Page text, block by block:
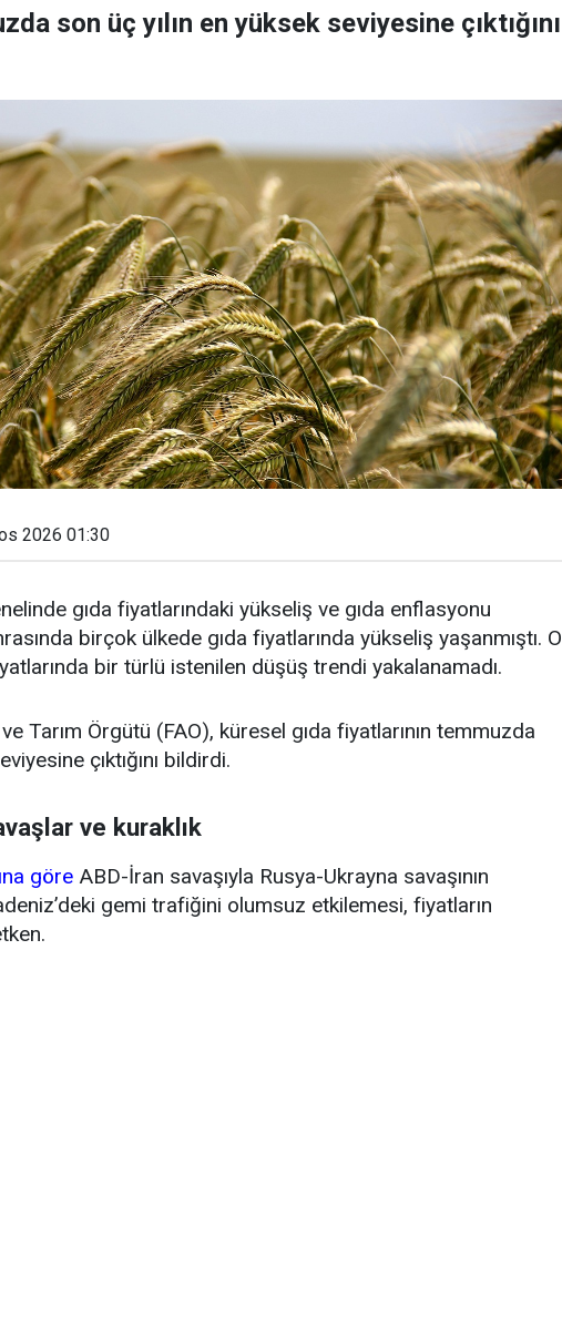
son üç yılın en yüksek seviyesine çıktığını
2026 01:30
gıda fiyatlarındaki yükseliş ve gıda enflasyonu
birçok ülkede gıda fiyatlarında yükseliş yaşanmıştı. O
bir türlü istenilen düşüş trendi yakalanamadı.
Tarım Örgütü (FAO), küresel gıda fiyatlarının temmuzda
çıktığını bildirdi.
ve kuraklık
göre ABD-İran savaşıyla Rusya-Ukrayna savaşının
gemi trafiğini olumsuz etkilemesi, fiyatların